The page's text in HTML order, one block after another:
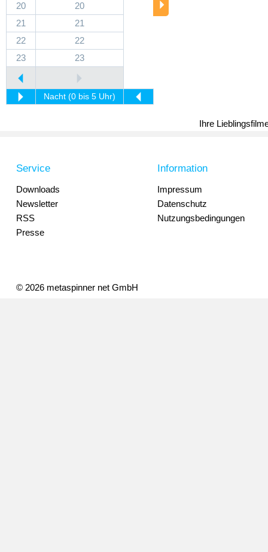
20
20
21
21
22
22
23
23
Nacht (0 bis 5 Uhr)
Ihre
Service
Downloads
Newsletter
RSS
Presse
Information
Impressum
Datenschutz
Nutzungsbedingungen
© 2026 metaspinner net GmbH